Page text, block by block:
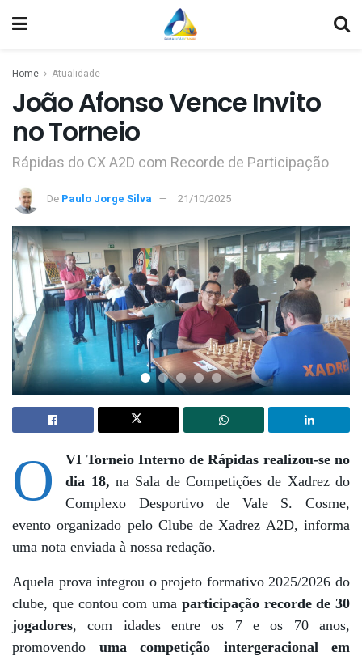
Home Atualidade
João Afonso Vence Invito
no Torneio
Rápidas do CX A2D com Recorde de Participação
De Paulo Jorge Silva 21/10/2025
O
VI Torneio Interno de Rápidas realizou-se no
dia 18, na Sala de Competições de Xadrez do
Complexo Desportivo de Vale S. Cosme,
evento organizado pelo Clube de Xadrez A2D, informa
uma nota enviada à nossa redação.
Aquela prova integrou o projeto formativo 2025/2026 do
clube, que contou com uma participação recorde de 30
jogadores, com idades entre os 7 e os 70 anos,
promovendo uma competição intergeracional em